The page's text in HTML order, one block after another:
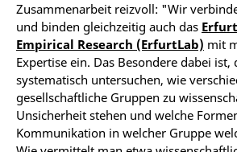
Zusammenarbeit reizvoll: "Wir
und binden gleichzeitig auch das
Empirical Research (ErfurtLab) mit
Expertise ein. Das Besondere dabei
systematisch untersuchen, wie
gesellschaftliche Gruppen zu
Unsicherheit stehen und welche
Kommunikation in welcher Gruppe